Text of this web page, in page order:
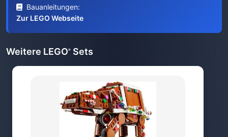
Bauanleitungen:
Zur LEGO Webseite
Weitere LEGO® Sets